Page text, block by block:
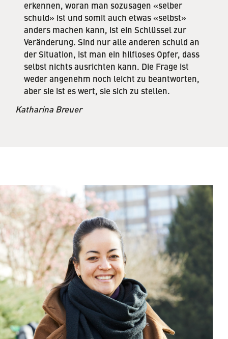
erkennen, woran man sozusagen «selber
schuld» ist und somit auch etwas «selbst»
anders machen kann, ist ein Schlüssel zur
Veränderung. Sind nur alle anderen schuld an
der Situation, ist man ein hilfloses Opfer, dass
selbst nichts ausrichten kann. Die Frage ist
weder angenehm noch leicht zu beantworten,
aber sie ist es wert, sie sich zu stellen.
Katharina Breuer